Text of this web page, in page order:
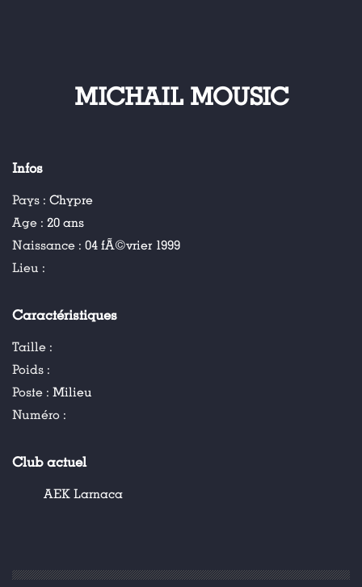
MICHAIL MOUSIC
Infos
Pays : Chypre
Age : 20 ans
Naissance : 04 fÃ©vrier 1999
Lieu :
Caractéristiques
Taille :
Poids :
Poste : Milieu
Numéro :
Club actuel
AEK Larnaca